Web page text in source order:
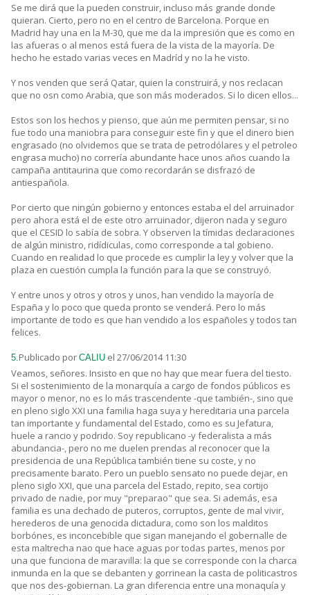
Se me dirá que la pueden construir, incluso más grande donde
quieran. Cierto, pero no en el centro de Barcelona. Porque en
Madrid hay una en la M-30, que me da la impresión que es como en
las afueras o al menos está fuera de la vista de la mayoría. De
hecho he estado varias veces en Madríd y no la he visto.
Y nos venden que será Qatar, quien la construirá, y nos reclacan
que no osn como Arabia, que son más moderados. Si lo dicen ellos...
Estos son los hechos y pienso, que aún me permiten pensar, si no
fue todo una maniobra para conseguir este fin y que el dinero bien
engrasado (no olvidemos que se trata de petrodólares y el petroleo
engrasa mucho) no correría abundante hace unos años cuando la
campaña antitaurina que como recordarán se disfrazó de
antiespañola.
Por cierto que ningún gobierno y entonces estaba el del arruinador
pero ahora está el de este otro arruinador, dijeron nada y seguro
que el CESID lo sabía de sobra. Y observen la tímidas declaraciones
de algún ministro, ridídiculas, como corresponde a tal gobieno.
Cuando en realidad lo que procede es cumplir la ley y volver que la
plaza en cuestión cumpla la función para la que se construyó.
Y entre unos y otros y otros y unos, han vendido la mayoría de
España y lo poco que queda pronto se venderá. Pero lo más
importante de todo es que han vendido a los españoles y todos tan
felices.
5. Publicado por CALIU el 27/06/2014 11:30
Veamos, señores. Insisto en que no hay que mear fuera del tiesto.
Si el sostenimiento de la monarquía a cargo de fondos públicos es
mayor o menor, no es lo más trascendente -que también-, sino que
en pleno siglo XXI una familia haga suya y hereditaria una parcela
tan importante y fundamental del Estado, como es su Jefatura,
huele a rancio y podrido. Soy republicano -y federalista a más
abundancia-, pero no me duelen prendas al reconocer que la
presidencia de una República también tiene su coste, y no
precisamente barato. Pero un pueblo sensato no puede dejar, en
pleno siglo XXI, que una parcela del Estado, repito, sea cortijo
privado de nadie, por muy "preparao" que sea. Si además, esa
familia es una dechado de puteros, corruptos, gente de mal vivir,
herederos de una genocida dictadura, como son los malditos
borbónes, es inconcebible que sigan manejando el gobernalle de
esta maltrecha nao que hace aguas por todas partes, menos por
una que funciona de maravilla: la que se corresponde con la charca
inmunda en la que se debanten y gorrinean la casta de politicastros
que nos des-gobiernan. La gran diferencia entre una monaquía y